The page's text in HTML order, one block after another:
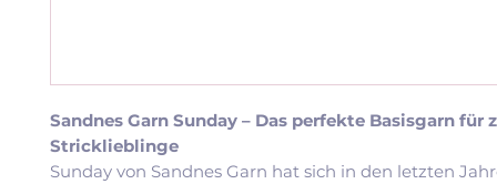
Sandnes Garn Sunday – Das perfekte Basisgarn für
Stricklieblinge
Sunday von Sandnes Garn hat sich in den letzten